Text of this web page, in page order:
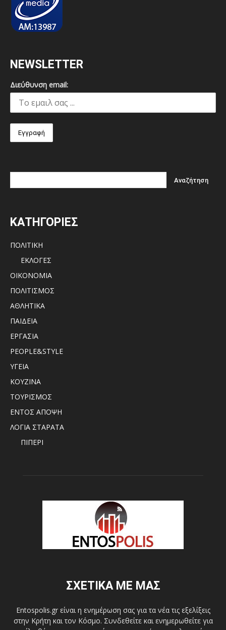
NEWSLETTER
Διεύθυνση email:
ΚΑΤΗΓΟΡΙΕΣ
ΠΟΛΙΤΙΚΗ
ΕΚΛΟΓΕΣ
ΟΙΚΟΝΟΜΙΑ
ΠΟΛΙΤΙΣΜΟΣ
ΑΘΛΗΤΙΚΑ
ΠΑΙΔΕΙΑ
ΕΡΓΑΣΙΑ
PEOPLE&STYLE
ΥΓΕΙΑ
ΚΟΥΖΙΝΑ
ΤΟΥΡΙΣΜΟΣ
ΕΝΤΟΣ ΑΠΟΨΗ
ΛΟΓΙΑ ΣΤΑΡΑΤΑ
ΠΙΠΕΡΙ
ΣΧΕΤΙΚΑ ΜΕ ΜΑΣ
Entospolis.gr είναι η ενημέρωση σας για τα νέα τις εξελίξεις
στην Κρήτη και τον Κόσμο. Συνδεθείτε και ενημερωθείτε για